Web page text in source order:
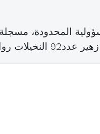
المحدودة،
رواد (